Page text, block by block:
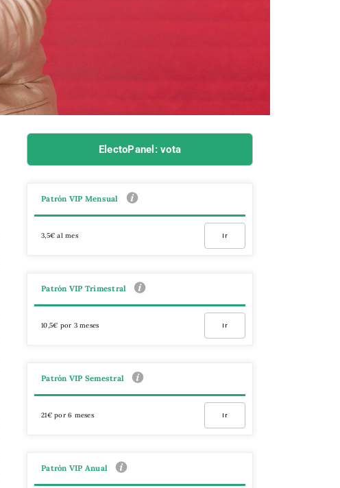
ElectoPanel: vota
Patrón VIP Mensual
3,5€ al mes Ir
Patrón VIP Trimestral
10,5€ por 3 meses Ir
Patrón VIP Semestral
21€ por 6 meses Ir
Patrón VIP Anual